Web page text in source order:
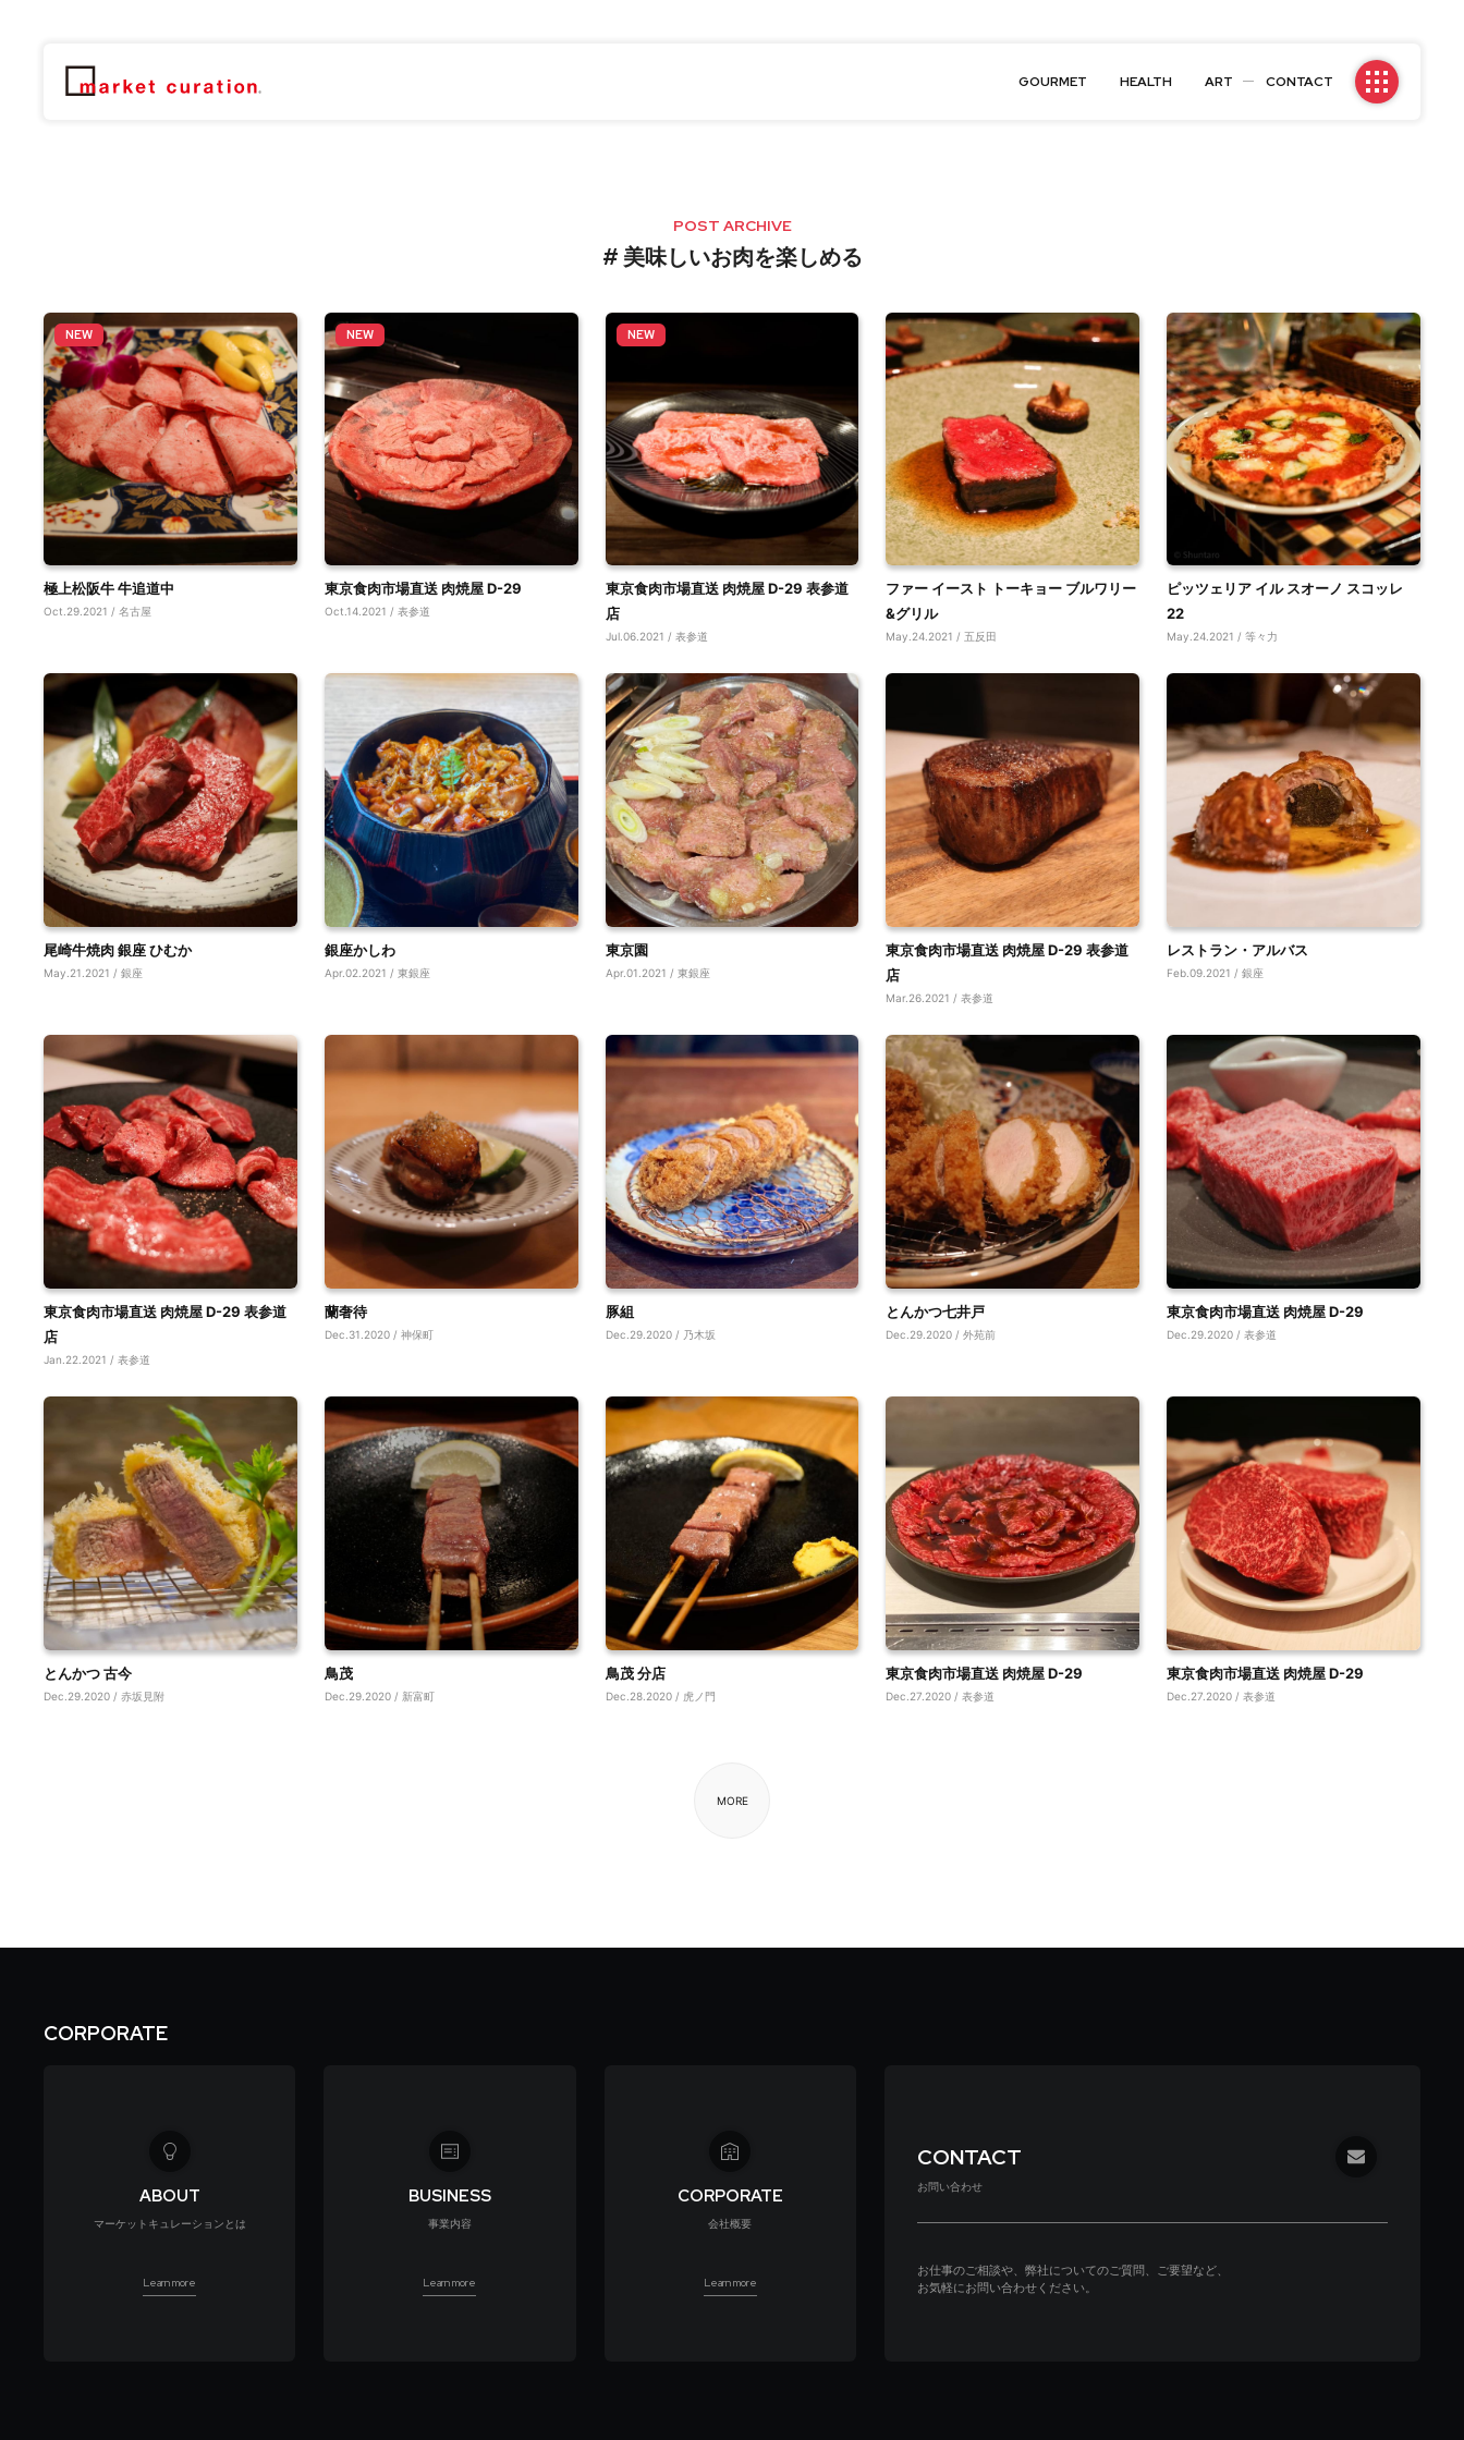
GOURMET HEALTH ART CONTACT
POST ARCHIVE
# 美味しいお肉を楽しめる
極上松阪牛 牛追道中
Oct.29.2021 / 名古屋
東京食肉市場直送 肉焼屋 D-29
Oct.14.2021 / 表参道
東京食肉市場直送 肉焼屋 D-29 表参道
店
Jul.06.2021 / 表参道
ファー イースト トーキョー ブルワリー
&グリル
May.24.2021 / 五反田
ピッツェリア イル スオーノ スコッレ
22
May.24.2021 / 等々力
尾崎牛焼肉 銀座 ひむか
May.21.2021 / 銀座
銀座かしわ
Apr.02.2021 / 東銀座
東京園
Apr.01.2021 / 東銀座
東京食肉市場直送 肉焼屋 D-29 表参道
店
Mar.26.2021 / 表参道
レストラン・アルバス
Feb.09.2021 / 銀座
東京食肉市場直送 肉焼屋 D-29 表参道
店
Jan.22.2021 / 表参道
蘭奢待
Dec.31.2020 / 神保町
豚組
Dec.29.2020 / 乃木坂
とんかつ七井戸
Dec.29.2020 / 外苑前
東京食肉市場直送 肉焼屋 D-29
Dec.29.2020 / 表参道
とんかつ 古今
Dec.29.2020 / 赤坂見附
鳥茂
Dec.29.2020 / 新富町
鳥茂 分店
Dec.28.2020 / 虎ノ門
東京食肉市場直送 肉焼屋 D-29
Dec.27.2020 / 表参道
東京食肉市場直送 肉焼屋 D-29
Dec.27.2020 / 表参道
MORE
CORPORATE
ABOUT
マーケットキュレーションとは
Learn more
BUSINESS
事業内容
Learn more
CORPORATE
会社概要
Learn more
CONTACT
お問い合わせ
お仕事のご相談や、弊社についてのご質問、ご要望など、
お気軽にお問い合わせください。